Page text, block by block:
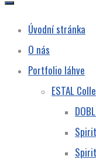
Úvodní stránka
O nás
Portfolio láhve
ESTAL